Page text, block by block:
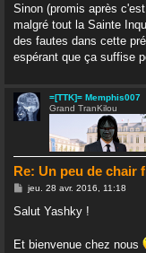
Sinon (promis après
malgré tout la Sainte
des fautes dans cette
espérant que ça suffise
=[TTK]= Memphis007
Grand TranKilou
Re: Un peu de chair
M
s
g
jeu. 28 avr. 2016, 11:18
Salut Yashky !
Et bienvenue chez nous